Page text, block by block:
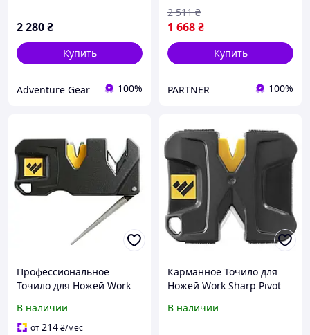
2 280₴
Купить
Adventure Gear 100%
1 668₴
2 511 ₴
Купить
PARTNER 100%
Профессиональное
Точило для Ножей Work
В наличии
от214₴/мес
Карманное Точило для
Ножей Work Sharp Pivot
В наличии